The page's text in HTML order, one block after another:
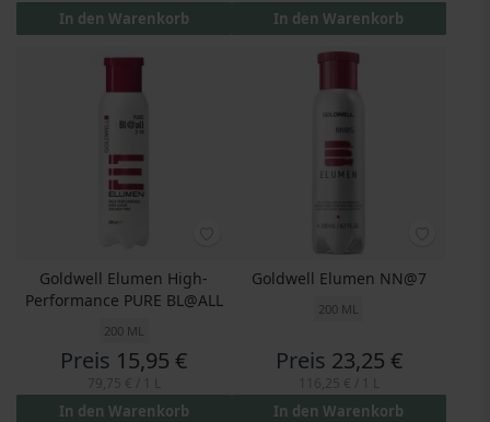
In den Warenkorb In den Warenkorb
Goldwell Elumen High-
Performance PURE BL@ALL
200 ML
Preis 15,95 €
In den Warenkorb
Goldwell Elumen NN@7
200 ML
Preis 23,25 €
In den Warenkorb